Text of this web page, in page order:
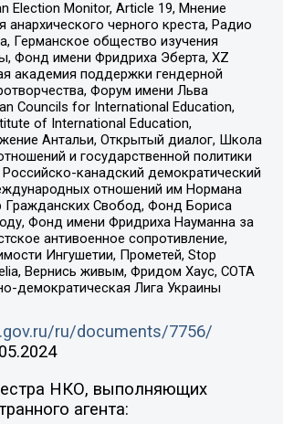
Election Monitor, Article 19, Мнение
черного креста, Радио
Германское общество изучения
Фонд имени Фридриха Эберта, XZ
академия поддержки гендерной
Форум имени Льва
Councils for International Education,
of International Education,
Антальи, Открытый диалог, Школа
и государственной политики
канадский демократический
отношений им Нормана
Гражданских Свобод, Фонд Бориса
Фонд имени Фридриха Науманна за
антивоенное сопротивление,
Ингушетии, Прометей, Stop
Вернись живым, Фридом Хаус, СОТА
демократическая Лига Украины
ru/documents/7756/
НКО, выполняющих
агента: